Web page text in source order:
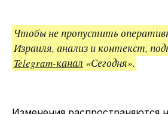
Чтобы не пропустить
Израиля, анализ и контекст,
Telegram-канал «Сегодня».